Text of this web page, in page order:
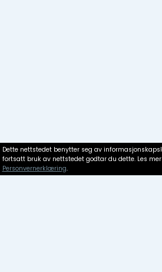
Dette nettstedet benytter seg av
fortsatt bruk av nettstedet godtar du dette. Les
Personvernerklæring.